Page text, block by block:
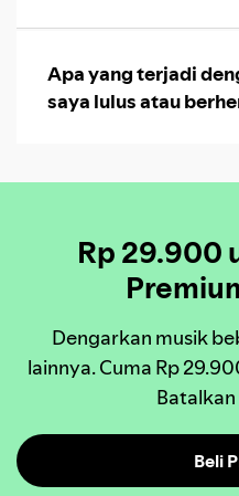
Apa yang terjadi
saya lulus atau
Rp 29.900
Dengarkan musik
lainnya. Cuma Rp
Beli